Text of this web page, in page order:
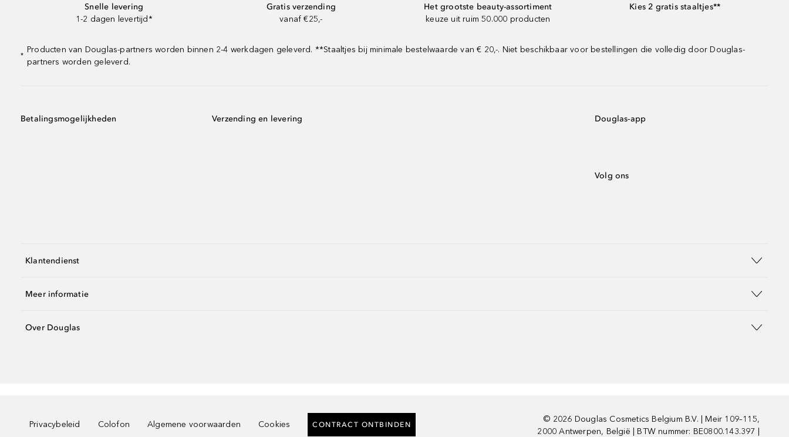
Snelle levering
1-2 dagen levertijd*
Gratis verzending
vanaf €25,-
Het grootste beauty-assortiment
keuze uit ruim 50.000 producten
Kies 2 gratis staaltjes**
*
Producten van Douglas-partners worden binnen 2-4 werkdagen geleverd. **Staaltjes bij minimale bestelwaarde van € 20,-. Niet beschikbaar voor bestellingen die volledig door Douglas-
partners worden geleverd.
Betalingsmogelijkheden Verzending en levering Douglas-app
Volg ons
Klantendienst
Meer informatie
Over Douglas
Privacybeleid Colofon Algemene voorwaarden Cookies CONTRACT ONTBINDEN
© 2026 Douglas Cosmetics Belgium B.V. | Meir 109–115,
2000 Antwerpen, België | BTW nummer: BE0800.143.397 |